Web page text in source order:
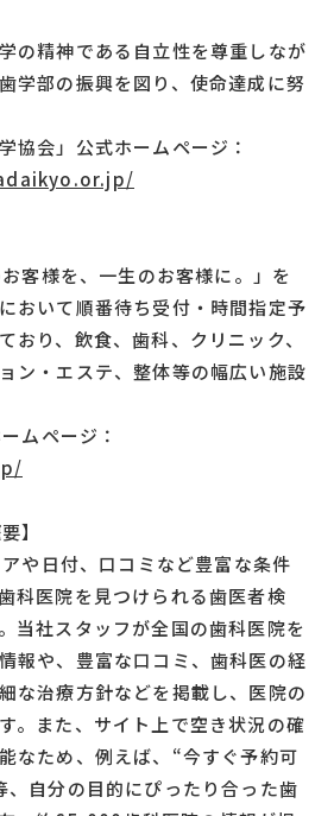
の精神である自立性を尊重しなが
学部の振興を図り、使命達成に努
協会」公式ホームページ：
客様を、一生のお客様に。」を
おいて順番待ち受付・時間指定予
おり、飲食、歯科、クリニック、
ン・エステ、整体等の幅広い施設
ムページ：
】
や日付、口コミなど豊富な条件
科医院を見つけられる歯医者検
当社スタッフが全国の歯科医院を
報や、豊富な口コミ、歯科医の経
な治療方針などを掲載し、医院の
。また、サイト上で空き状況の確
なため、例えば、“今すぐ予約可
、自分の目的にぴったり合った歯